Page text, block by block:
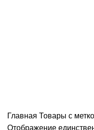
Главная Товары с
Отображение